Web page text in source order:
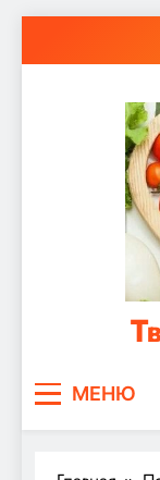
МЕНЮ